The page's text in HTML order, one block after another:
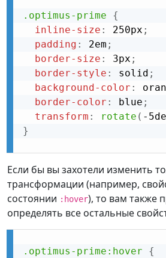
.optimus-prime
{
inline-size : 250px ;
padding : 2em ;
border-size : 3px ;
border-style : solid ;
background-color :
border-color : blue ;
transform : rotate ( -
}
Если бы вы захотели изменить
трансформации (например,
состоянии :hover), то вам также
определять все остальные
.optimus-prime:hover
{